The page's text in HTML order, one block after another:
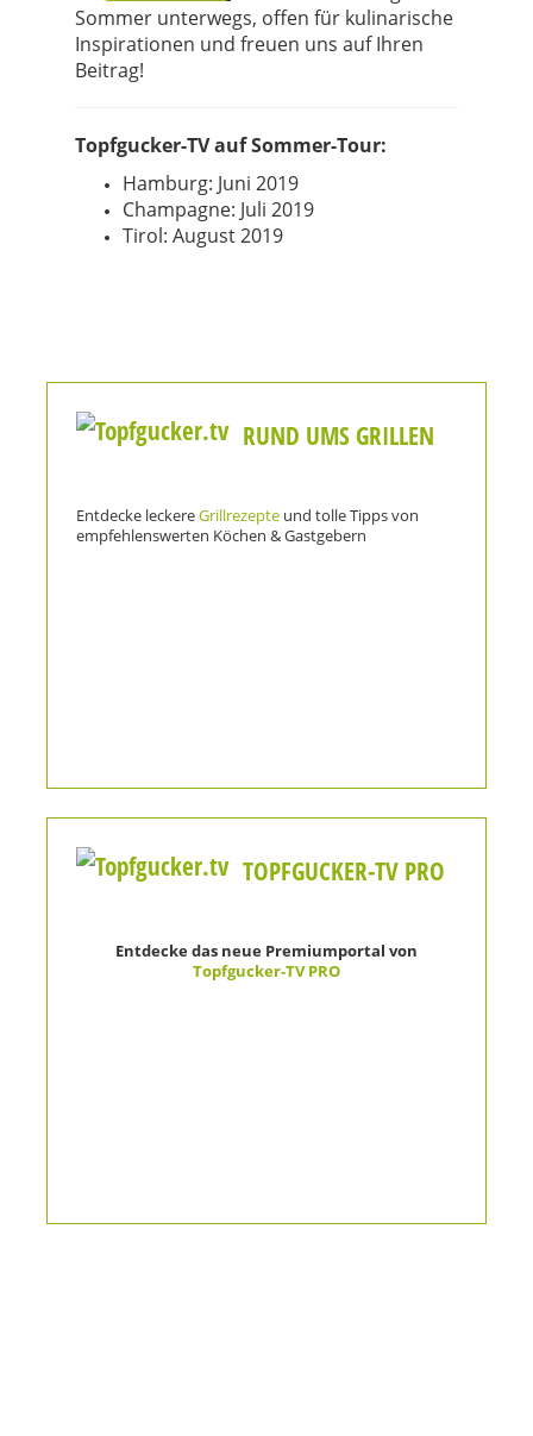
Sommer unterwegs, offen für kulinarische
Inspirationen und freuen uns auf Ihren
Beitrag!
Topfgucker-TV auf Sommer-Tour:
Hamburg: Juni 2019
Champagne: Juli 2019
Tirol: August 2019
RUND UMS GRILLEN
Entdecke leckereGrillrezepte und tolle Tipps von
empfehlenswerten Köchen & Gastgebern
TOPFGUCKER-TV PRO
Entdecke das neue Premiumportal von
Topfgucker-TV PRO